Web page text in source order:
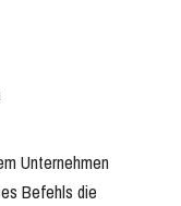
Unternehmen
Befehls die